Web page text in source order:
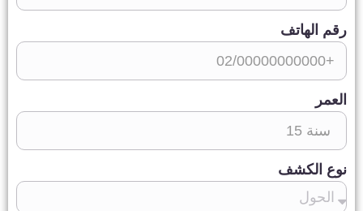
رقم الهاتف
العمر
نوع الكشف